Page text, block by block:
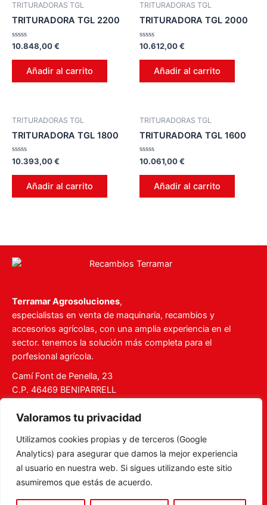
Valoramos tu privacidad
Utilizamos cookies propias y de terceros (Google
Analytics) para asegurar que damos la mejor experiencia
al usuario en nuestra web. Si sigues utilizando este sitio
asumiremos que estás de acuerdo.
TRITURADORAS TGL
TRITURADORA TGL 2200
Valorado
en
0
10.848,00€
Añadir al carrito
TRITURADORAS TGL
TRITURADORA TGL 2000
Valorado
en
0
10.612,00€
Añadir al carrito
TRITURADORAS TGL
TRITURADORA TGL 1800
Valorado
en
0
10.393,00€
Añadir al carrito
TRITURADORAS TGL
TRITURADORA TGL 1600
Valorado
en
0
10.061,00€
Añadir al carrito
Terramar Agrosoluciones,
especialistas en venta de maquinaria, recambios y
accesorios agrícolas, con una amplia experiencia en el
sector. tenemos la solución más completa para el
porfesional agrícola.
Camí Font de Penella, 23
C.P. 46469 BENIPARRELL
ventas@recambiosterramar.com
Mi Cuenta
Carrito
Aviso legal
Política de privacidad